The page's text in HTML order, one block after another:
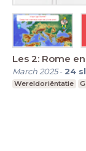
Les 2: Rome
March 2025- 24
Wereldoriëntatie